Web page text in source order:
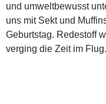
und umweltbewusst
uns mit Sekt und
Geburtstag. Redestoff
verging die Zeit im Flug.